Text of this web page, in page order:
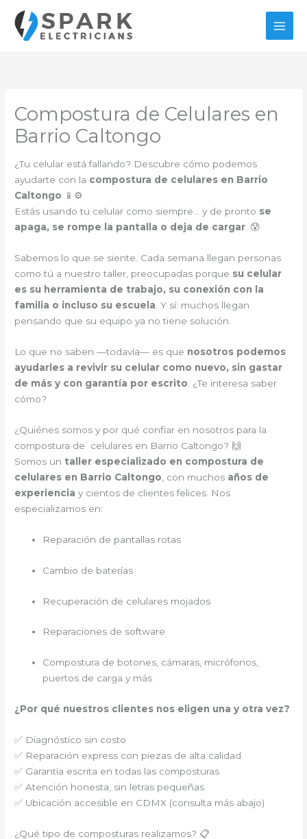
contenido
Compostura de Celulares en
Barrio Caltongo
¿Tu celular está fallando? Descubre cómo podemos
ayudarte con la compostura de celulares en Barrio
Caltongo 📱⚙️
Estás usando tu celular como siempre… y de pronto se
apaga, se rompe la pantalla o deja de cargar. 😰
Sabemos lo que se siente. Cada semana llegan personas
como tú a nuestro taller, preocupadas porque su celular
es su herramienta de trabajo, su conexión con la
familia o incluso su escuela . Y sí: muchos llegan
pensando que su equipo ya no tiene solución.
Lo que no saben —todavía— es que nosotros podemos
ayudarles a revivir su celular como nuevo, sin gastar
de más y con garantía por escrito . ¿Te interesa saber
cómo?
¿Quiénes somos y por qué confiar en nosotros para la
compostura de celulares en Barrio Caltongo? 🙌
Somos un taller especializado en compostura de
celulares en Barrio Caltongo , con muchos años de
experiencia y cientos de clientes felices. Nos
especializamos en:
Reparación de pantallas rotas
Cambio de baterías
Recuperación de celulares mojados
Reparaciones de software
Compostura de botones, cámaras, micrófonos,
puertos de carga y más
¿Por qué nuestros clientes nos eligen una y otra vez?
✅ Diagnóstico sin costo
✅ Reparación express con piezas de alta calidad
✅ Garantía escrita en todas las composturas
✅ Atención honesta, sin letras pequeñas
✅ Ubicación accesible en CDMX (consulta más abajo)
¿Qué tipo de composturas realizamos? 📋